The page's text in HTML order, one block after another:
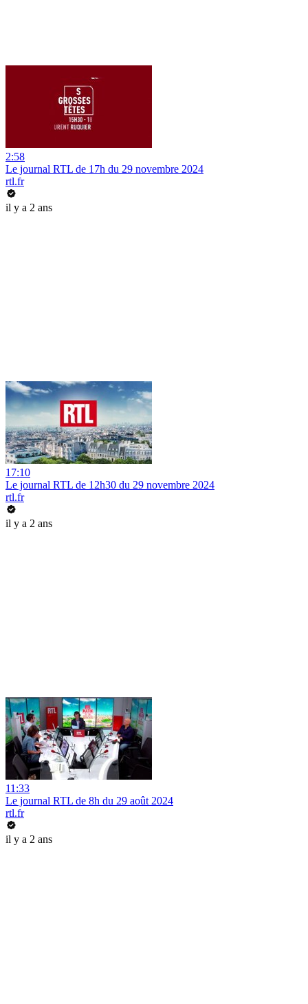
2:58
Le journal RTL de 17h du 29 novembre 2024
rtl.fr
il y a 2 ans
17:10
Le journal RTL de 12h30 du 29 novembre 2024
rtl.fr
il y a 2 ans
11:33
Le journal RTL de 8h du 29 août 2024
rtl.fr
il y a 2 ans